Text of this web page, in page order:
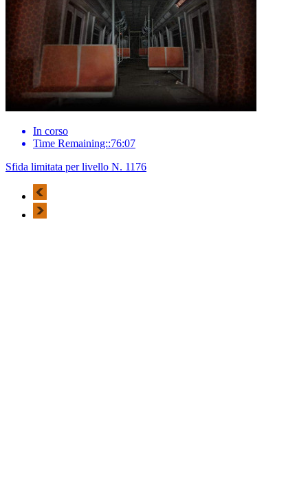
In corso
Time Remaining::76:07
Sfida limitata per livello N. 1176